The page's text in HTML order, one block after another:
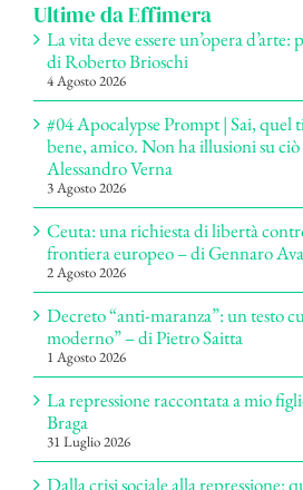
Ultime da Effimera
La vita deve essere un’opera
di Roberto Brioschi
4 Agosto 2026
#04 Apocalypse Prompt | Sai, quel
bene, amico. Non ha illusioni su
Alessandro Verna
3 Agosto 2026
Ceuta: una richiesta di libertà
frontiera europeo – di Gennaro
2 Agosto 2026
Decreto “anti-maranza”: un testo
moderno” – di Pietro Saitta
1 Agosto 2026
La repressione raccontata a mio
Braga
31 Luglio 2026
Dalla crisi sociale alla repressione: